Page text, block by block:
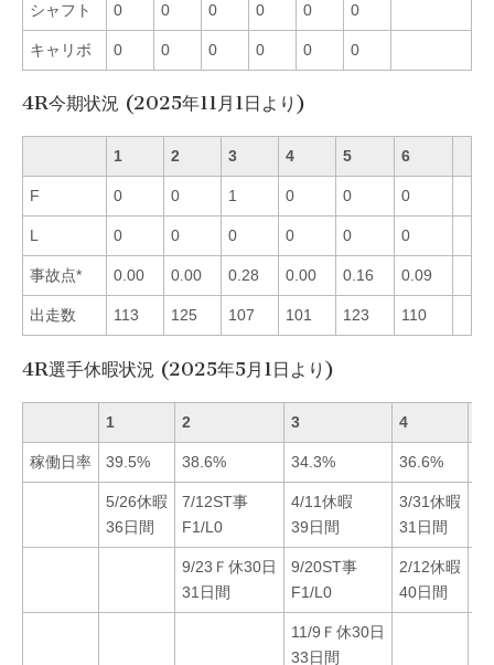
シャフト 0 0 0 0 0 0
キャリボ 0 0 0 0 0 0
4R今期状況 (2025年11月1日より)
1 2 3 4 5 6
F 0 0 1 0 0 0
L 0 0 0 0 0 0
事故点* 0.00 0.00 0.28 0.00 0.16 0.09
出走数 113 125 107 101 123 110
4R選手休暇状況 (2025年5月1日より)
1 2 3 4
稼働日率 39.5% 38.6% 34.3% 36.6%
5/26休暇
36日間
7/12ST事
F1/L0
4/11休暇
39日間
3/31休暇
31日間
9/23Ｆ休30日
31日間
9/20ST事
F1/L0
2/12休暇
40日間
11/9Ｆ休30日
33日間